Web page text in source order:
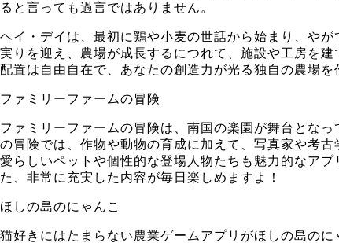
ると言っても過言ではありません。
ヘイ・デイは、最初に鶏や小麦の世話から始まり、や
実りを迎え、農場が成長するにつれて、施設や工房を
配置は自由自在で、あなたの創造力が光る独自の農場
ファミリーファームの冒険
ファミリーファームの冒険は、南国の楽園が舞台とな
の冒険では、作物や動物の育成に加えて、写真家や考
愛らしいペットや個性的な登場人物たちも魅力的なアプ
た、非常に充実した内容が毎日楽しめますよ！
ほしの島のにゃんこ
猫好きにはたまらない農業ゲームアプリがほしの島の